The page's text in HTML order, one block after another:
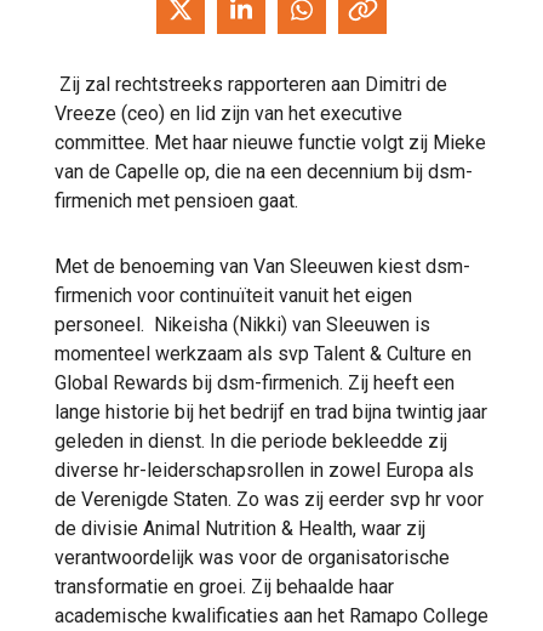
Zij zal rechtstreeks rapporteren aan Dimitri de
Vreeze (ceo) en lid zijn van het executive
committee. Met haar nieuwe functie volgt zij Mieke
van de Capelle op, die na een decennium bij dsm-
firmenich met pensioen gaat.
Met de benoeming van Van Sleeuwen kiest dsm-
firmenich voor continuïteit vanuit het eigen
personeel. Nikeisha (Nikki) van Sleeuwen is
momenteel werkzaam als svp Talent & Culture en
Global Rewards bij dsm-firmenich. Zij heeft een
lange historie bij het bedrijf en trad bijna twintig jaar
geleden in dienst. In die periode bekleedde zij
diverse hr-leiderschapsrollen in zowel Europa als
de Verenigde Staten. Zo was zij eerder svp hr voor
de divisie Animal Nutrition & Health, waar zij
verantwoordelijk was voor de organisatorische
transformatie en groei. Zij behaalde haar
academische kwalificaties aan het Ramapo College